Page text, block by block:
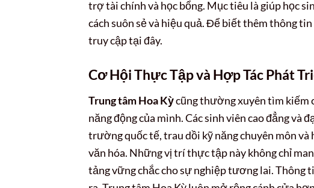
trợ tài chính và học bổng. Mục tiêu là giúp học
cách suôn sẻ và hiệu quả. Để biết thêm thông
truy cập tại đây.
Cơ Hội Thực Tập và Hợp Tác Phát
Trung tâm Hoa Kỳcũng thường xuyên tìm kiếm
năng động của mình. Các sinh viên cao đẳng và
trường quốc tế, trau dồi kỹ năng chuyên môn và
văn hóa. Những vị trí thực tập này không chỉ
tảng vững chắc cho sự nghiệp tương lai.